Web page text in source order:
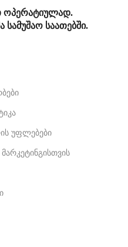
ოპერატიულად.
სამუშაო საათებში.
უფლებები